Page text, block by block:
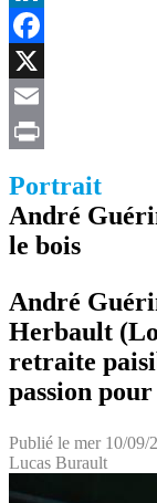
LinkedIn
Facebook
X
Email
Portrait
André
le bois
André
Herbault
retraite
passion
Publié le mer 10/09/
Lucas Burault